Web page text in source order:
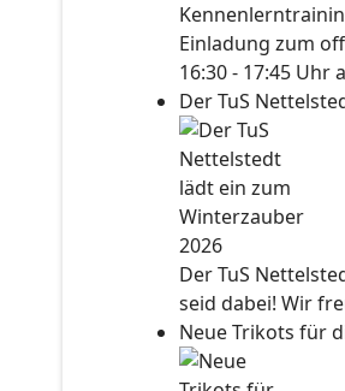
Einladung zum
16:30 - 17:45
Der TuS
Der TuS
seid dabei! Wir
Neue Trikots für